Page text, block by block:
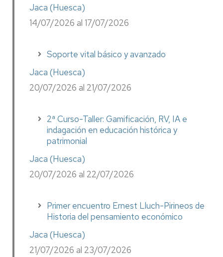
Jaca (Huesca)
14/07/2026 al 17/07/2026
Soporte vital básico y avanzado
Jaca (Huesca)
20/07/2026 al 21/07/2026
2ª Curso-Taller: Gamificación, RV, IA e
indagación en educación histórica y
patrimonial
Jaca (Huesca)
20/07/2026 al 22/07/2026
Primer encuentro Ernest Lluch-Pirineos de
Historia del pensamiento económico
Jaca (Huesca)
21/07/2026 al 23/07/2026